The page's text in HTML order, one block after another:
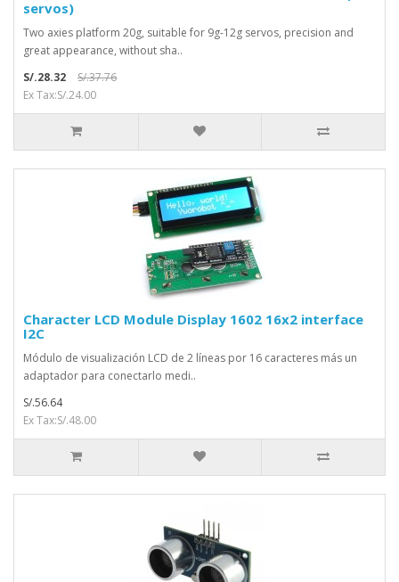
servos)
Two axies platform 20g, suitable for 9g-12g servos, precision and
great appearance, without sha..
S/.28.32
S/.37.76
Ex Tax:S/.24.00
Character LCD Module Display 1602 16x2 interface
I2C
Módulo de visualización LCD de 2 líneas por 16 caracteres más un
adaptador para conectarlo medi..
S/.56.64
Ex Tax:S/.48.00